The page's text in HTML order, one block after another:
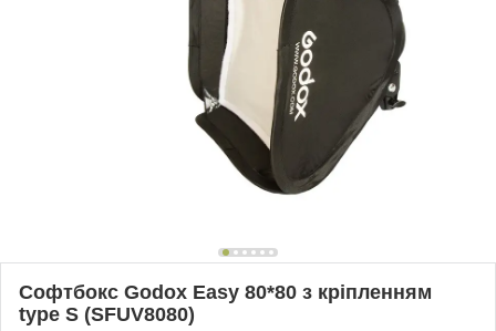
Софтбокс Godox Easy 80*80 з кріпленням
type S (SFUV8080)